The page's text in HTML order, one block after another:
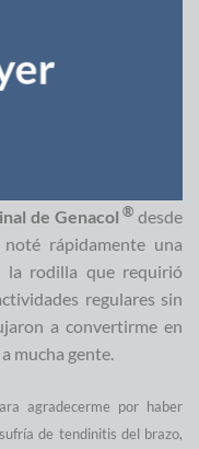
de Genacol® desde
rápidamente una
rodilla que requirió
regulares sin
a convertirme en
mucha gente.
agradecerme por haber
de tendinitis del brazo,